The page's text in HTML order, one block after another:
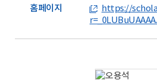
홈페이지
https://